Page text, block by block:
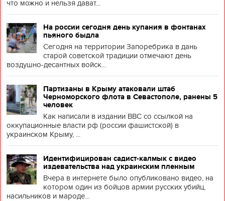
что можно и нельзя дават...
На россии сегодня день купания в фонтанах
пьяного быдла
Сегодня на территории Запоребрика в дань
старой советской традиции отмечают день
воздушно-десантных войск...
Партизаны в Крыму атаковали штаб
Черноморского флота в Севастополе, ранены 5
человек
Как написали в издании BBC со ссылкой на
оккупационные власти рф (россии фашистской) в
украинском Крыму, ...
Идентифицирован садист-калмык с видео
издевательства над украинским пленным
Вчера в интернете было опубликовано видео, на
котором один из бойцов армии русских убийц,
насильников и мароде...